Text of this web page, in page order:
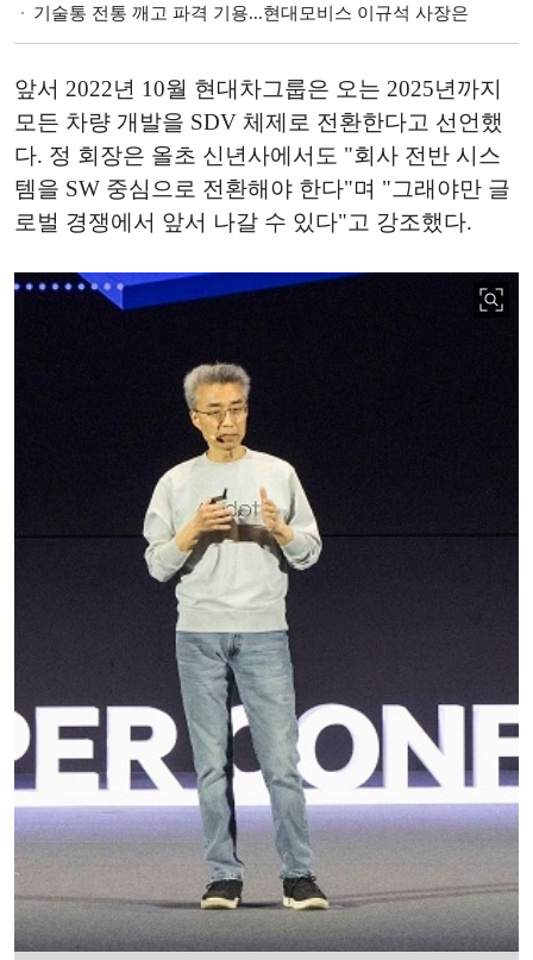
기술통 전통 깨고 파격 기용...현대모비스 이규석 사장은
앞서 2022년 10월 현대차그룹은 오는 2025년까지
모든 차량 개발을 SDV 체제로 전환한다고 선언했
다. 정 회장은 올초 신년사에서도 "회사 전반 시스
템을 SW 중심으로 전환해야 한다"며 "그래야만 글
로벌 경쟁에서 앞서 나갈 수 있다"고 강조했다.